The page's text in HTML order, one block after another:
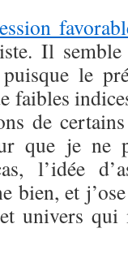
Il semble
le
faibles
de
que je ne
l’idée
bien, et
univers qui